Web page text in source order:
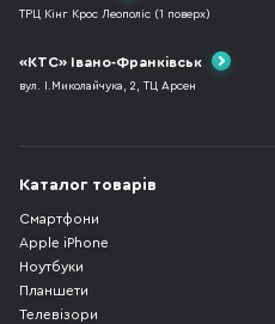
ТРЦ Кінг Крос Леополіс (1 поверх)
«КТС» Івано-Франківськ
вул. І.Миколайчука, 2, ТЦ Арсен
Каталог товарів
Смартфони
Apple iPhone
Ноутбуки
Планшети
Телевізори